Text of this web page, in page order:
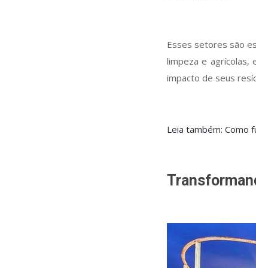
Esses setores são
limpeza e agrícolas,
impacto de seus
Leia também: Como